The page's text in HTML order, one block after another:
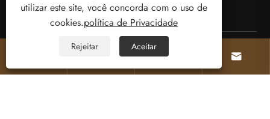
SIGA-NOS
 
utilizar este site, você concorda com o uso de
cookies.política de Privacidade
Rejeitar Aceitar